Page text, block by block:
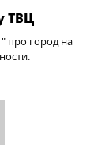
ТВЦ
про город на